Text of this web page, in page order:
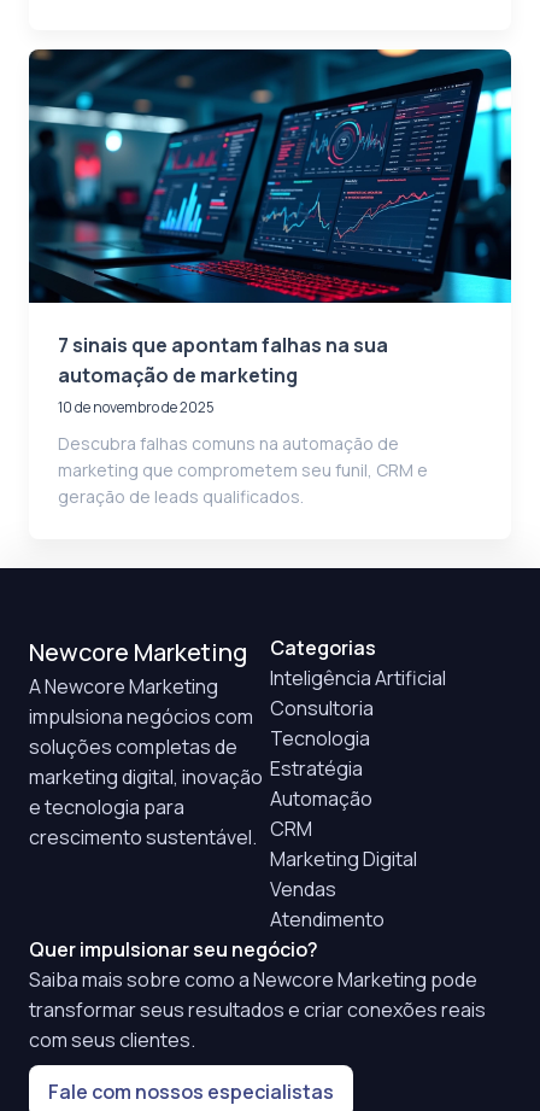
7 sinais que apontam falhas na sua
automação de marketing
10 de novembro de 2025
Descubra falhas comuns na automação de
marketing que comprometem seu funil, CRM e
geração de leads qualificados.
Newcore Marketing
A Newcore Marketing
impulsiona negócios com
soluções completas de
marketing digital, inovação
e tecnologia para
crescimento sustentável.
Categorias
Inteligência Artificial
Consultoria
Tecnologia
Estratégia
Automação
CRM
Marketing Digital
Vendas
Atendimento
Quer impulsionar seu negócio?
Saiba mais sobre como a Newcore Marketing pode
transformar seus resultados e criar conexões reais
com seus clientes.
Fale com nossos especialistas